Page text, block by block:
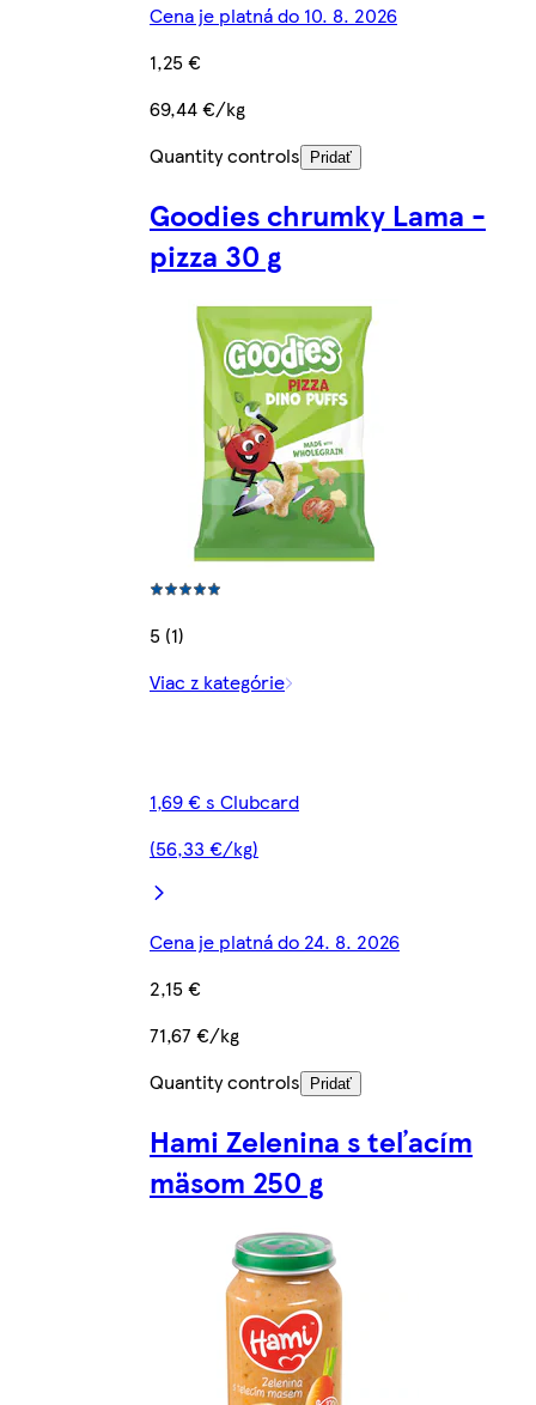
Cena je platná do 10. 8. 2026
1,25 €
69,44 €/kg
Quantity controls
Pridať
Goodies chrumky Lama -
pizza 30 g
5 (1)
Viac z kategórie
1,69 € s Clubcard
(56,33 €/kg)
Cena je platná do 24. 8. 2026
2,15 €
71,67 €/kg
Quantity controls
Pridať
Hami Zelenina s teľacím
mäsom 250 g